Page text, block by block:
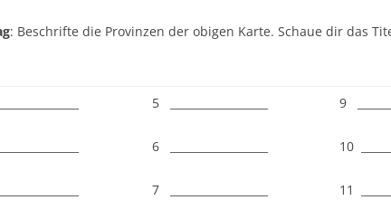
: Beschrifte die Provinzen der obigen Karte. Schaue dir das
5 __________________
6 __________________
7 __________________
9
10
11